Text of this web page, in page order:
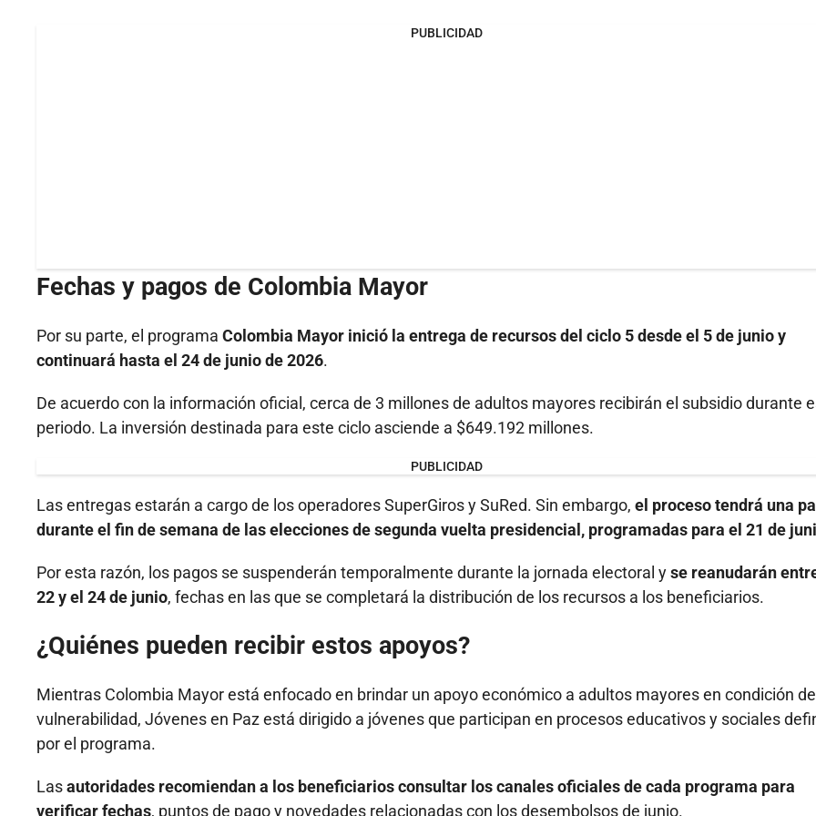
PUBLICIDAD
Fechas y pagos de Colombia Mayor
Por su parte, el programa Colombia Mayor inició la entrega de recursos del ciclo 5 desde el 5 de junio y
continuará hasta el 24 de junio de 2026.
De acuerdo con la información oficial, cerca de 3 millones de adultos mayores recibirán el subsidio durante
periodo. La inversión destinada para este ciclo asciende a $649.192 millones.
PUBLICIDAD
Las entregas estarán a cargo de los operadores SuperGiros y SuRed. Sin embargo, el proceso tendrá una
durante el fin de semana de las elecciones de segunda vuelta presidencial, programadas para el 21 de
Por esta razón, los pagos se suspenderán temporalmente durante la jornada electoral yse reanudarán
22 y el 24 de junio, fechas en las que se completará la distribución de los recursos a los beneficiarios.
¿Quiénes pueden recibir estos apoyos?
Mientras Colombia Mayor está enfocado en brindar un apoyo económico a adultos mayores en condición de
vulnerabilidad, Jóvenes en Paz está dirigido a jóvenes que participan en procesos educativos y sociales
por el programa.
Lasautoridades recomiendan a los beneficiarios consultar los canales oficiales de cada programa para
verificar fechas, puntos de pago y novedades relacionadas con los desembolsos de junio.